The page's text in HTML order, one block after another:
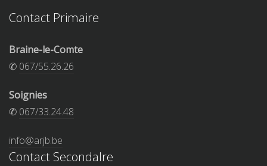
Contact Primaire
Braine-le-Comte
✆ 067/55.26.26
Soignies
✆ 067/33.24.48
info@arjb.be
Contact Secondalre